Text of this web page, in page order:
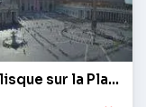
L'obélisque sur la Place Saint-Pierre au Vatican